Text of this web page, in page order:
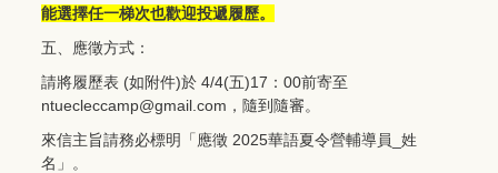
能選擇任一梯次也歡迎投遞履歷。
五、應徵方式：
請將履歷表 (如附件)於 4/4(五)17：00前寄至
ntuecleccamp@gmail.com，隨到隨審。
來信主旨請務必標明「應徵 2025華語夏令營輔導員_姓
名」。